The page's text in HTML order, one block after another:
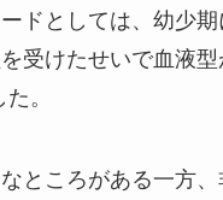
ドとしては、幼少期
受けたせいで血液型
。
ところがある一方